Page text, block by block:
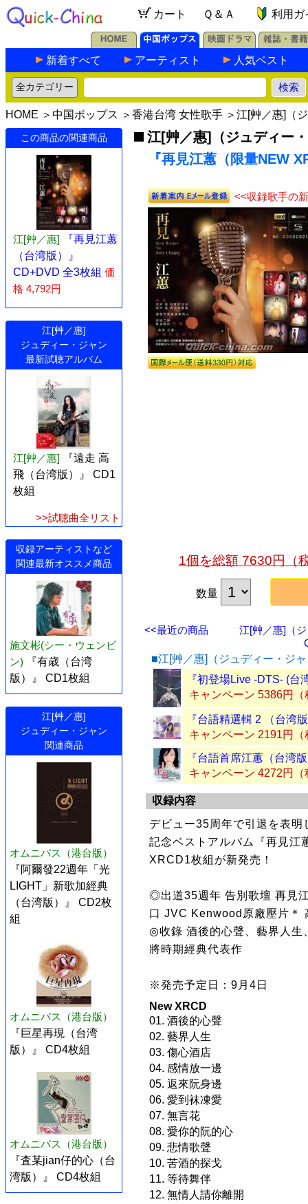
カート Ｑ＆Ａ 利用ガ
新着すべて アーティスト 人気ベスト
HOME ＞ 中国ポップス ＞ 香港台湾 女性歌手 ＞ 江[艸／惠]（
この商品の関連商品
江[艸／惠]
『再見江蕙
（台湾版）』
CD+DVD 全3枚組 価
格 4,792円
江[艸／惠]
ジュディー・ジャン
最新試聴アルバム
江[艸／惠]
『遠走 高
飛（台湾版）』 CD1
枚組
>>試聴曲全リスト
収録アーティストなど
関連最新オススメ商品
施文彬(シー・ウェンビ
ン)
『有歳（台湾
版）』 CD1枚組
江[艸／惠]
ジュディー・ジャン
関連商品
オムニバス（港台版）
『阿爾發22週年「光
LIGHT」新歌加經典
（台湾版）』 CD2枚
組
オムニバス（港台版）
『巨星再現（台湾
版）』 CD4枚組
オムニバス（港台版）
『査某jian仔的心（台
湾版）』 CD4枚組
江[艸／惠]（ジュディー
『再見江蕙（限量NEW
<<収録歌手の
1個を総額 7630円（
数量
<<最近の商品
江[艸／惠]（
■江[艸／惠]（ジュディー・ジ
『初登場Live -DTS- (
キャンペーン 5386円（
『台語精選輯 2 （台湾
キャンペーン 2191円（
『台語首席江蕙（台湾
キャンペーン 4272円（
収録内容
デビュー35周年で引退を表
記念ベストアルバム『再見江
XRCD1枚組が新発売！
◎出道35週年 告別歌壇 再見
口 JVC Kenwood原廠壓片＊
◎收錄 酒後的心聲、藝界人
將時期經典代表作
※発売予定日：9月4日
New XRCD
01. 酒後的心聲
02. 藝界人生
03. 傷心酒店
04. 感情放一邊
05. 返來阮身邊
06. 愛到袜凍愛
07. 無言花
08. 愛你的阮的心
09. 悲情歌聲
10. 苦酒的探戈
11. 等待舞伴
12. 無情人請你離開